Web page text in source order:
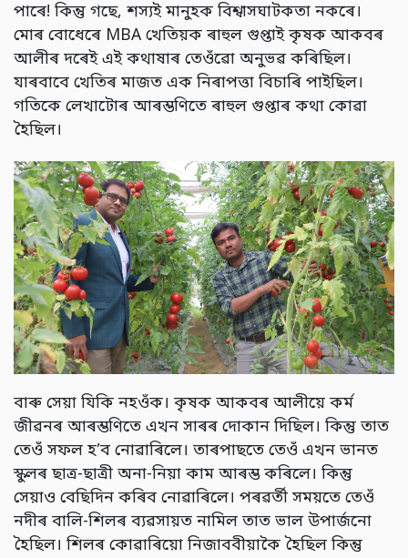
পাৰে! কিন্তু গছে, শস্যই মানুহক বিশ্বাসঘাটকতা নকৰে।
মোৰ বোধেৰে MBA খেতিয়ক ৰাহুল গুপ্তাই কৃষক আকবৰ
আলীৰ দৰেই এই কথাষাৰ তেওঁৱো অনুভৱ কৰিছিল।
যাৰবাবে খেতিৰ মাজত এক নিৰাপত্তা বিচাৰি পাইছিল।
গতিকে লেখাটোৰ আৰম্ভণিতে ৰাহুল গুপ্তাৰ কথা কোৱা
হৈছিল।
বাৰু সেয়া যিকি নহওঁক। কৃষক আকবৰ আলীয়ে কৰ্ম
জীৱনৰ আৰম্ভণিতে এখন সাৰৰ দোকান দিছিল। কিন্তু তাত
তেওঁ সফল হ’ব নোৱাৰিলে। তাৰপাছতে তেওঁ এখন ভানত
স্কুলৰ ছাত্ৰ-ছাত্ৰী অনা-নিয়া কাম আৰম্ভ কৰিলে। কিন্তু
সেয়াও বেছিদিন কৰিব নোৱাৰিলে। পৰৱৰ্তী সময়তে তেওঁ
নদীৰ বালি-শিলৰ ব্যৱসায়ত নামিল তাত ভাল উপাৰ্জনো
হৈছিল। শিলৰ কোৱাৰিয়ো নিজাববীয়াকৈ হৈছিল কিন্তু